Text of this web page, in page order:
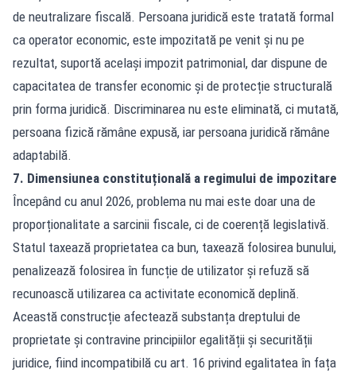
de neutralizare fiscală. Persoana juridică este tratată formal
ca operator economic, este impozitată pe venit și nu pe
rezultat, suportă același impozit patrimonial, dar dispune de
capacitatea de transfer economic și de protecție structurală
prin forma juridică. Discriminarea nu este eliminată, ci mutată,
persoana fizică rămâne expusă, iar persoana juridică rămâne
adaptabilă.
7. Dimensiunea constituțională a regimului de impozitare
Începând cu anul 2026, problema nu mai este doar una de
proporționalitate a sarcinii fiscale, ci de coerență legislativă.
Statul taxează proprietatea ca bun, taxează folosirea bunului,
penalizează folosirea în funcție de utilizator și refuză să
recunoască utilizarea ca activitate economică deplină.
Această construcție afectează substanța dreptului de
proprietate și contravine principiilor egalității și securității
juridice, fiind incompatibilă cu art. 16 privind egalitatea în fața